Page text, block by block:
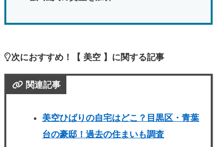
次におすすめ！【 美空 】に関する記事
関連記事
美空ひばりの自宅はどこ？目黒区・青葉
台の豪邸！過去の住まいも調査